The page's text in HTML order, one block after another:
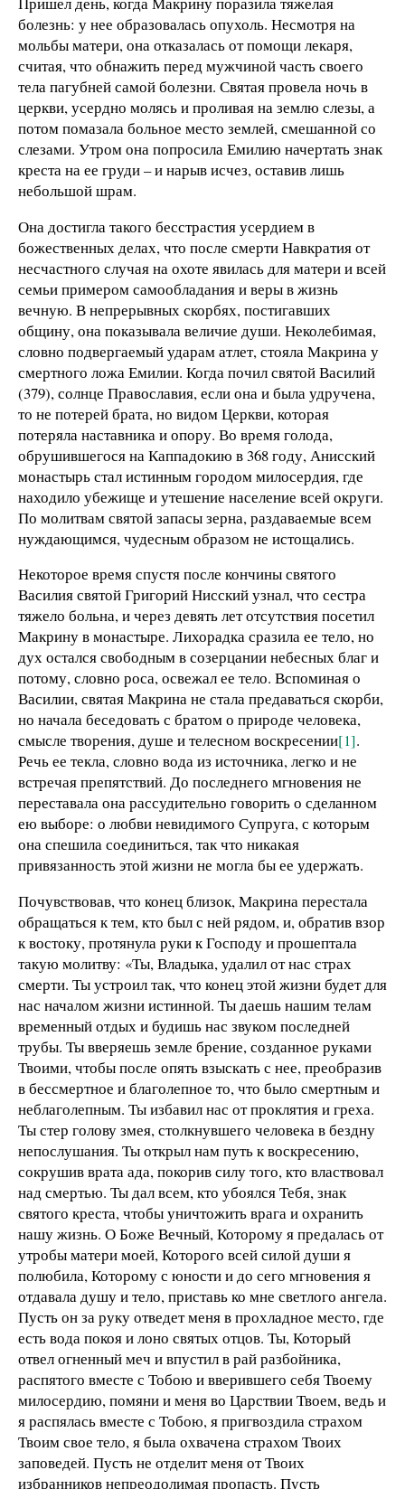
болезнь: у нее образовалась опухоль. Несмотря на
мольбы матери, она отказалась от помощи лекаря,
считая, что обнажить перед мужчиной часть своего
тела пагубней самой болезни. Святая провела ночь в
церкви, усердно молясь и проливая на землю слезы, а
потом помазала больное место землей, смешанной со
слезами. Утром она попросила Емилию начертать знак
креста на ее груди – и нарыв исчез, оставив лишь
небольшой шрам.
Она достигла такого бесстрастия усердием в
божественных делах, что после смерти Навкратия от
несчастного случая на охоте явилась для матери и всей
семьи примером самообладания и веры в жизнь
вечную. В непрерывных скорбях, постигавших
общину, она показывала величие души. Неколебимая,
словно подвергаемый ударам атлет, стояла Макрина у
смертного ложа Емилии. Когда почил святой Василий
(379), солнце Православия, если она и была удручена,
то не потерей брата, но видом Церкви, которая
потеряла наставника и опору. Во время голода,
обрушившегося на Каппадокию в 368 году, Анисский
монастырь стал истинным городом милосердия, где
находило убежище и утешение население всей округи.
По молитвам святой запасы зерна, раздаваемые всем
нуждающимся, чудесным образом не истощались.
Некоторое время спустя после кончины святого
Василия святой Григорий Нисский узнал, что сестра
тяжело больна, и через девять лет отсутствия посетил
Макрину в монастыре. Лихорадка сразила ее тело, но
дух остался свободным в созерцании небесных благ и
потому, словно роса, освежал ее тело. Вспоминая о
Василии, святая Макрина не стала предаваться скорби,
но начала беседовать с братом о природе человека,
смысле творения, душе и телесном воскресении[1].
Речь ее текла, словно вода из источника, легко и не
встречая препятствий. До последнего мгновения не
переставала она рассудительно говорить о сделанном
ею выборе: о любви невидимого Супруга, с которым
она спешила соединиться, так что никакая
привязанность этой жизни не могла бы ее удержать.
Почувствовав, что конец близок, Макрина перестала
обращаться к тем, кто был с ней рядом, и, обратив взор
к востоку, протянула руки к Господу и прошептала
такую молитву: «Ты, Владыка, удалил от нас страх
смерти. Ты устроил так, что конец этой жизни будет для
нас началом жизни истинной. Ты даешь нашим телам
временный отдых и будишь нас звуком последней
трубы. Ты вверяешь земле брение, созданное руками
Твоими, чтобы после опять взыскать с нее, преобразив
в бессмертное и благолепное то, что было смертным и
неблаголепным. Ты избавил нас от проклятия и греха.
Ты стер голову змея, столкнувшего человека в бездну
непослушания. Ты открыл нам путь к воскресению,
сокрушив врата ада, покорив силу того, кто властвовал
над смертью. Ты дал всем, кто убоялся Тебя, знак
святого креста, чтобы уничтожить врага и охранить
нашу жизнь. О Боже Вечный, Которому я предалась от
утробы матери моей, Которого всей силой души я
полюбила, Которому с юности и до сего мгновения я
отдавала душу и тело, приставь ко мне светлого ангела.
Пусть он за руку отведет меня в прохладное место, где
есть вода покоя и лоно святых отцов. Ты, Который
отвел огненный меч и впустил в рай разбойника,
распятого вместе с Тобою и вверившего себя Твоему
милосердию, помяни и меня во Царствии Твоем, ведь и
я распялась вместе с Тобою, я пригвоздила страхом
Твоим свое тело, я была охвачена страхом Твоих
заповедей. Пусть не отделит меня от Твоих
избранников непреодолимая пропасть. Пусть